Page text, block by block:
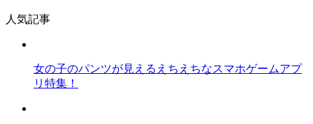
人気記事
女の子のパンツが見えるえちえちなスマホゲームアプ
リ特集！